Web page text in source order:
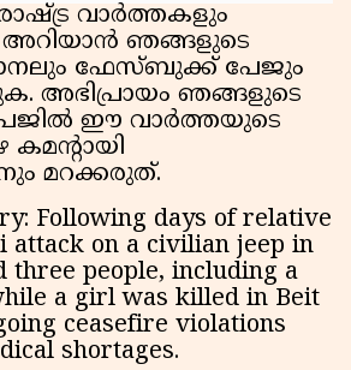
വാർത്തകളും
അറിയാൻ ഞങ്ങളുടെ
ഫേസ്ബുക്ക് പേജും
അഭിപ്രായം ഞങ്ങളുടെ
ഈ വാർത്തയുടെ
കമന്റായി
മറക്കരുത്.
Following days of relative
attack on a civilian jeep in
three people, including a
a girl was killed in Beit
ceasefire violations
shortages.